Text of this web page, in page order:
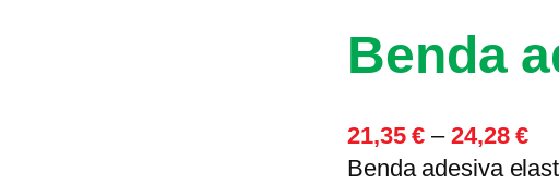
Benda
21,35€ – 24,28€F
a
Benda adesiva